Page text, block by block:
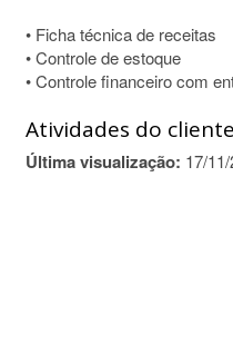
• Ficha técnica de receitas
• Controle de estoque
• Controle financeiro com
Atividades do
Última visualização: 17/